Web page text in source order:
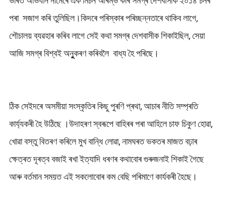
পৰা সজাগ কৰি তুলিছিল।কিদৰে পৰিস্কাৰ পৰিচ্ছন্নতাৰে থাকিব লাগে,
শৌচালয় ব্যৱহাৰ কৰিব লাগে সেই কথা সমগ্ৰ দেশবাসীক শিকাইছিল, সেয়া
আজি সমগ্ৰ বিশ্বই অনুুুুকৰণ কৰিবলৈ বাধ্য হৈ পৰিছে।
ঠিক সেইদৰে অসমীয়া সংস্কৃতিৰ কিছু পুৰণি প্ৰথা, আচাৰ নীতি সম্প্ৰতি
কাৰ্য্যকৰী হৈ উঠিছে ।উদাহৰণ স্বৰূপে বাহিৰৰ পৰা আহিলে চাফ চিকুণ হোৱা,
খোৱা বস্তু বিতৰণ কৰিলে মুখ বান্ধি লোৱা, নামঘৰত ভকতৰ মাজত বঢ়াৰ
ক্ষেত্ৰত দূৰত্ব বজাই ৰখা ইত্যাদি ধৰণৰ কথাবোৰ গুৰুজনাই শিকাই গৈছে
আৰু বৰ্তমান সময়ত এই সকলোবোৰ কম বেছি পৰিমাণে কাৰ্যকৰী হৈছে।